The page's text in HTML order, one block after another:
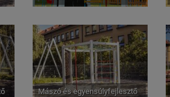
Mászó és egyensúlyfejlesztő